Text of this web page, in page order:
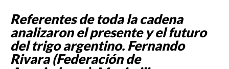
Referentes de toda la cadena
analizaron el presente y el futuro
del trigo argentino. Fernando
Rivara (Federación de